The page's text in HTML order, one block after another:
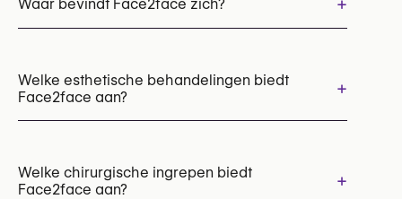
Waar bevindt Face2face zich?
Welke esthetische behandelingen biedt
Face2face aan?
+
Welke chirurgische ingrepen biedt
Face2face aan?
+